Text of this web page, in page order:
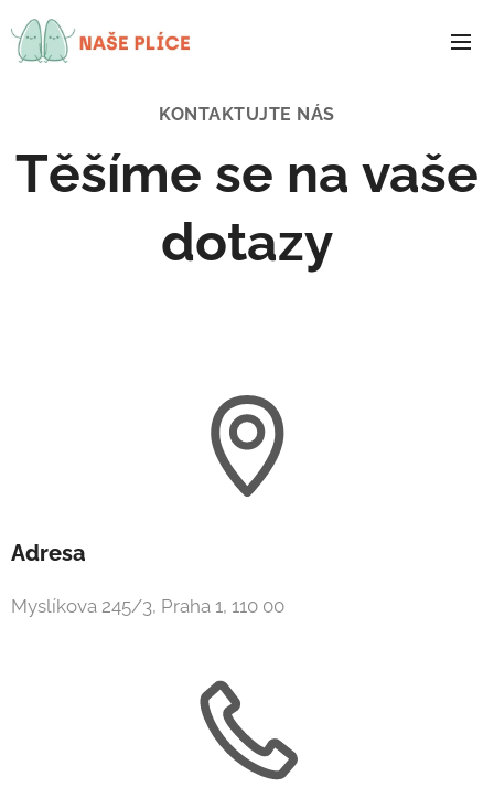
KONTAKTUJTE NÁS
Těšíme se na vaše
dotazy
Adresa
Myslíkova 245/3, Praha 1, 110 00